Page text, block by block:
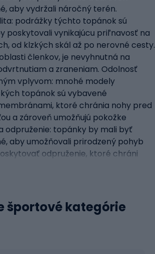
aby vydržali náročný terén.
podrážky týchto topánok sú
poskytovali vynikajúcu priľnavosť na
od klzkých skál až po nerovné cesty.
členkov, je nevyhnutná na
a zraneniam. Odolnosť
vplyvom: mnohé modely
topánok sú vybavené
ktoré chránia nohy pred
a zároveň umožňujú pokožke
odpruženie: topánky by mali byť
aby umožňovali prirodzený pohyb
odpruženie, ktoré chráni
klenby je kľúčová pre pohodlie
obuvi: podobnosti a
trekingová obuv sa často zamieňajú,
športové kategórie